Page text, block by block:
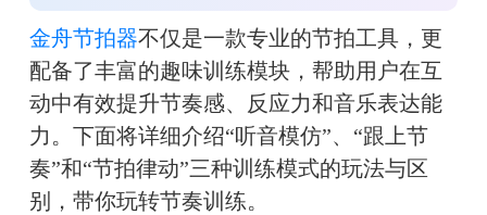
金舟节拍器不仅是一款专业的节拍工具，更
配备了丰富的趣味训练模块，帮助用户在互
动中有效提升节奏感、反应力和音乐表达能
力。下面将详细介绍“听音模仿”、“跟上节
奏”和“节拍律动”三种训练模式的玩法与区
别，带你玩转节奏训练。